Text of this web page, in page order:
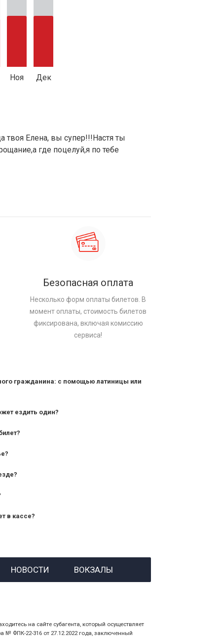
Ноя Дек
твоя Елена, вы супер!!!Настя ты
где поцелуй,я по тебе
Безопасная оплата
Несколько форм оплаты билетов. В
момент оплаты, стоимость билетов
фиксирована, включая комиссию
сервиса!
гражданина: с помощью латиницы или
ездить один?
— от 10 лет и старше;
в кассе?
номер заказа;
НОВОСТИ ВОКЗАЛЫ
на сайте субагента, который осуществляет
№ ФПК-22-316 от 27.12.2022 года, заключенный